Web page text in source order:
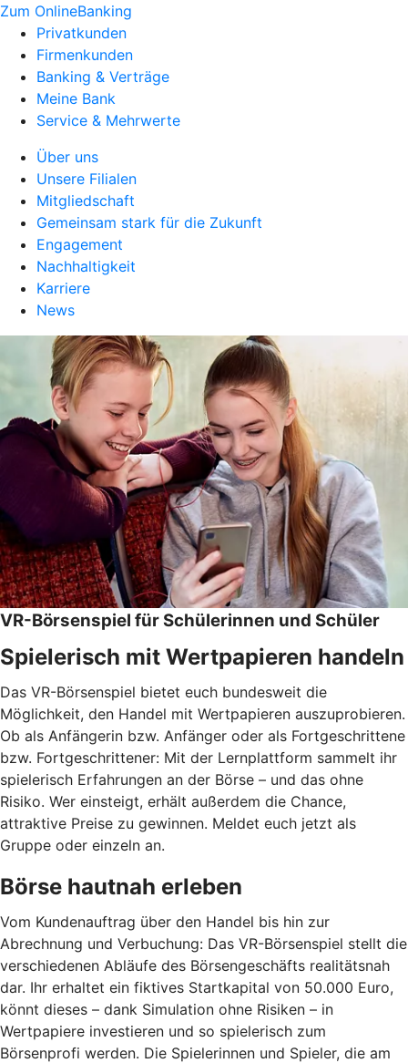
Zum OnlineBanking
Privatkunden
Firmenkunden
Banking & Verträge
Meine Bank
Service & Mehrwerte
Über uns
Unsere Filialen
Mitgliedschaft
Gemeinsam stark für die Zukunft
Engagement
Nachhaltigkeit
Karriere
News
VR-Börsenspiel für Schülerinnen und Schüler
Spielerisch mit Wertpapieren handeln
Das VR-Börsenspiel bietet euch bundesweit die
Möglichkeit, den Handel mit Wertpapieren auszuprobieren.
Ob als Anfängerin bzw. Anfänger oder als Fortgeschrittene
bzw. Fortgeschrittener: Mit der Lernplattform sammelt ihr
spielerisch Erfahrungen an der Börse – und das ohne
Risiko. Wer einsteigt, erhält außerdem die Chance,
attraktive Preise zu gewinnen. Meldet euch jetzt als
Gruppe oder einzeln an.
Börse hautnah erleben
Vom Kundenauftrag über den Handel bis hin zur
Abrechnung und Verbuchung: Das VR-Börsenspiel stellt die
verschiedenen Abläufe des Börsengeschäfts realitätsnah
dar. Ihr erhaltet ein fiktives Startkapital von 50.000 Euro,
könnt dieses – dank Simulation ohne Risiken – in
Wertpapiere investieren und so spielerisch zum
Börsenprofi werden. Die Spielerinnen und Spieler, die am